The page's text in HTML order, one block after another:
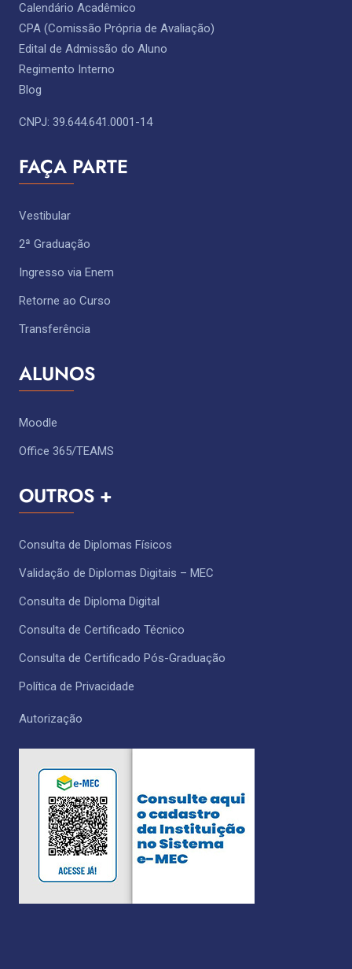
Calendário Acadêmico
CPA (Comissão Própria de Avaliação)
Edital de Admissão do Aluno
Regimento Interno
Blog
CNPJ: 39.644.641.0001-14
FAÇA PARTE
Vestibular
2ª Graduação
Ingresso via Enem
Retorne ao Curso
Transferência
ALUNOS
Moodle
Office 365/TEAMS
OUTROS +
Consulta de Diplomas Físicos
Validação de Diplomas Digitais – MEC
Consulta de Diploma Digital
Consulta de Certificado Técnico ​
Consulta de Certificado Pós-Graduação
Política de Privacidade
Autorização